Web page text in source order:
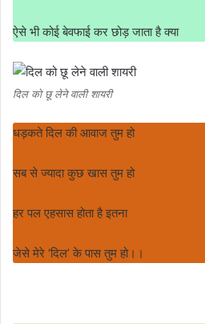
ऐसे भी कोई बेवफाई कर छोड़ जाता है क्या
दिल को छू लेने वाली शायरी
धड़कते दिल की आवाज तुम हो
सब से ज्यादा कुछ खास तुम हो
हर पल एहसास होता है इतना
जेसे मेरे ‘दिल’ के पास तुम हो।।